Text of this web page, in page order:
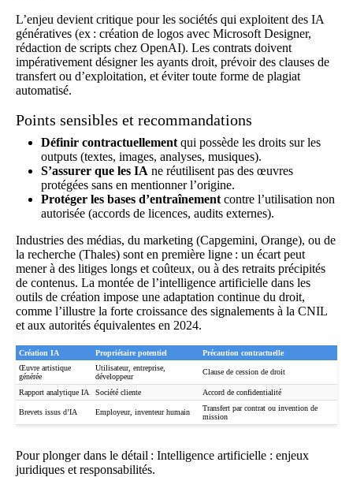
L’enjeu devient critique pour les sociétés qui exploitent des IA
génératives (ex : création de logos avec Microsoft Designer,
rédaction de scripts chez OpenAI). Les contrats doivent
impérativement désigner les ayants droit, prévoir des clauses de
transfert ou d’exploitation, et éviter toute forme de plagiat
automatisé.
Points sensibles et recommandations
Définir contractuellement qui possède les droits sur les
outputs (textes, images, analyses, musiques).
S’assurer que les IA ne réutilisent pas des œuvres
protégées sans en mentionner l’origine.
Protéger les bases d’entraînement contre l’utilisation non
autorisée (accords de licences, audits externes).
Industries des médias, du marketing (Capgemini, Orange), ou de
la recherche (Thales) sont en première ligne : un écart peut
mener à des litiges longs et coûteux, ou à des retraits précipités
de contenus. La montée de l’intelligence artificielle dans les
outils de création impose une adaptation continue du droit,
comme l’illustre la forte croissance des signalements à la CNIL
et aux autorités équivalentes en 2024.
Création IA Propriétaire potentiel
Précaution contractuelle
Œuvre artistique
générée
Utilisateur, entreprise,
développeur
Clause de cession de droit
Rapport analytique IA Société cliente Accord de confidentialité
Brevets issus d’IA Employeur, inventeur humain
Transfert par contrat ou invention de
mission
Pour plonger dans le détail : Intelligence artificielle : enjeux
juridiques et responsabilités.